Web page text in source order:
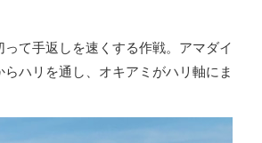
て手返しを速くする作戦。アマダイ
ハリを通し、オキアミがハリ軸にま